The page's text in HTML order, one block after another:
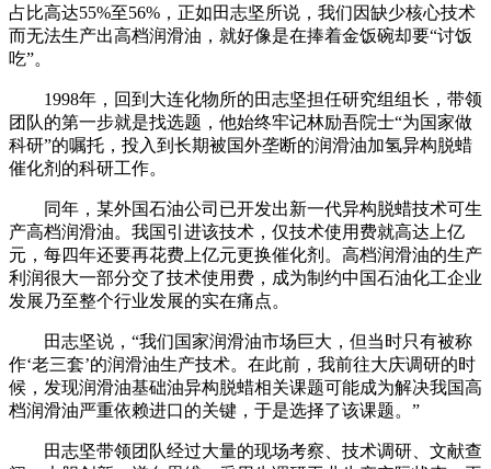
占比高达55%至56%，正如田志坚所说，我们因缺少核心技术
而无法生产出高档润滑油，就好像是在捧着金饭碗却要“讨饭
吃”。
1998年，回到大连化物所的田志坚担任研究组组长，带领
团队的第一步就是找选题，他始终牢记林励吾院士“为国家做
科研”的嘱托，投入到长期被国外垄断的润滑油加氢异构脱蜡
催化剂的科研工作。
同年，某外国石油公司已开发出新一代异构脱蜡技术可生
产高档润滑油。我国引进该技术，仅技术使用费就高达上亿
元，每四年还要再花费上亿元更换催化剂。高档润滑油的生产
利润很大一部分交了技术使用费，成为制约中国石油化工企业
发展乃至整个行业发展的实在痛点。
田志坚说，“我们国家润滑油市场巨大，但当时只有被称
作‘老三套’的润滑油生产技术。在此前，我前往大庆调研的时
候，发现润滑油基础油异构脱蜡相关课题可能成为解决我国高
档润滑油严重依赖进口的关键，于是选择了该课题。”
田志坚带领团队经过大量的现场考察、技术调研、文献查